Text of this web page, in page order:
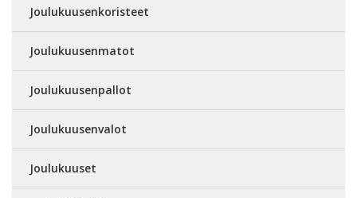
Joulukuusenkoristeet
Joulukuusenmatot
Joulukuusenpallot
Joulukuusenvalot
Joulukuuset